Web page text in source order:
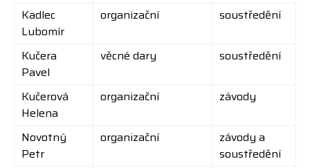
Kadlec
Lubomír
organizační soustředění
Kučera
Pavel
věcné dary soustředění
Kučerová
Helena
organizační závody
Novotný
Petr
organizační
závody a
soustředění